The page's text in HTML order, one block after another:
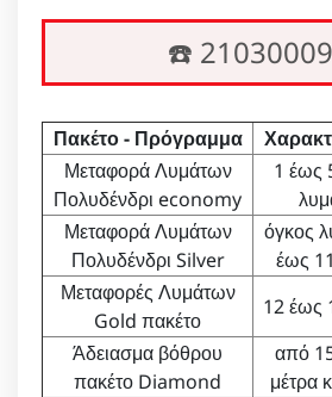
☎️
Πακέτο - Πρόγραμμα
Μεταφορά Λυμάτων
Πολυδένδρι economy
1 έως
Μεταφορά Λυμάτων
Πολυδένδρι Silver
όγκος
έως
Μεταφορές Λυμάτων
Gold πακέτο
12 έως
Άδειασμα βόθρου
πακέτο Diamond
από
μέτρα